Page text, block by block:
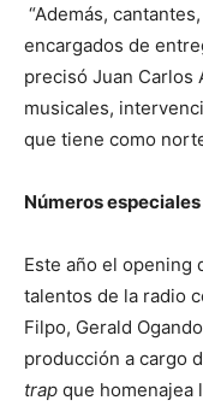
“Además,
encargados de
precisó Juan Carlos
musicales,
que tiene como
Números especiales
Este año el opening
talentos de la radio
Filpo, Gerald
producción a cargo
trap que homenajea